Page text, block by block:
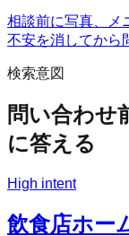
相談前に写真、メ
不安を消してから
検索意図
問い合わせ
に答える
High intent
飲食店ホー